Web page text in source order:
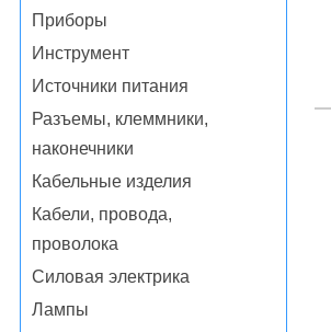
Приборы
Инструмент
Источники питания
Разъемы, клеммники,
наконечники
Кабельные изделия
Кабели, провода,
проволока
Силовая электрика
Лампы